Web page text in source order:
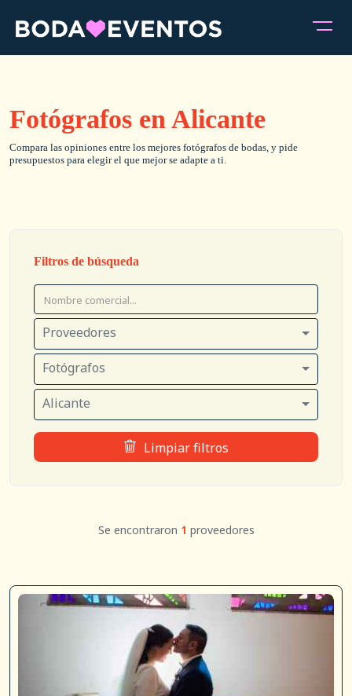
Fotógrafos en Alicante
Compara las opiniones entre los mejores fotógrafos de bodas, y pide
presupuestos para elegir el que mejor se adapte a ti.
Filtros de búsqueda
Proveedores
Fotógrafos
Alicante
Limpiar filtros
Se encontraron 1 proveedores